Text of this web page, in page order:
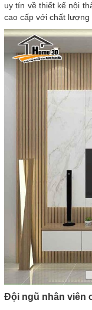
uy tín về thiết kế nội
cao cấp với chất lượng
Đội ngũ nhân viên